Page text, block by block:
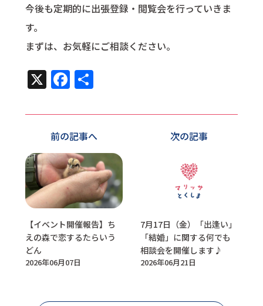
今後も定期的に出張登録・閲覧会を行っていきま
す。
まずは、お気軽にご相談ください。
X Facebook
共
前の記事へ
【イベント開催報告】ち
えの森で恋するたらいう
どん
2026年06月07日
次の記事
7月17日（金）「出逢い」
「結婚」に関する何でも
相談会を開催します♪
2026年06月21日